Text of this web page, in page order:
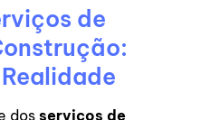
de
dosserviços de